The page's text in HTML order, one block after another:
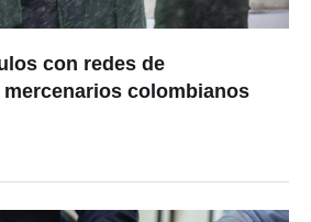
con redes de
colombianos